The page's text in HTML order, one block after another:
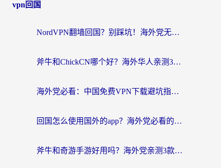
vpn回国
NordVPN翻墙回国？别踩坑！海外党无缝访问国内资源的真实指南
斧牛和ChickCN哪个好？海外华人亲测3款回国加速器+免费试用攻略
海外党必看：中国免费VPN下载避坑指南 + 无缝访问国内资源的终极方案
回国怎么使用国外的app？海外党必看的无缝访问国内资源全攻略
斧牛和奇游手游好用吗？海外党亲测3款回国加速器，选对才能无缝刷国内资源